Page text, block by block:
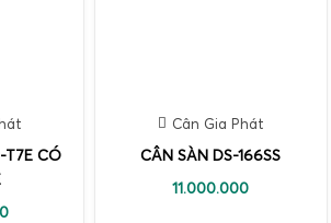
T7E CÓ
Cân Gia Phát
CÂN SÀN DS-166SS
11.000.000